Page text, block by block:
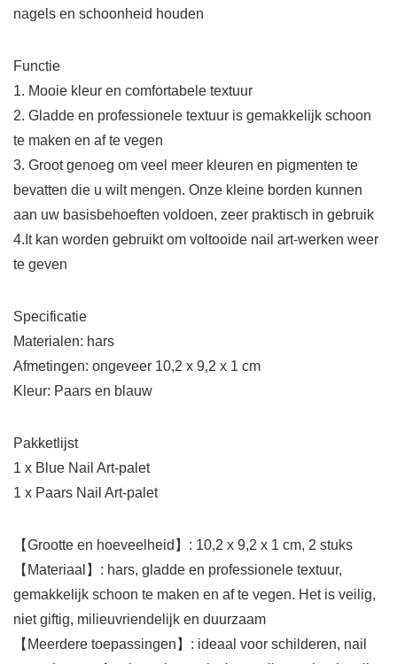
nagels en schoonheid houden
Functie
1. Mooie kleur en comfortabele textuur
2. Gladde en professionele textuur is gemakkelijk schoon
te maken en af te vegen
3. Groot genoeg om veel meer kleuren en pigmenten te
bevatten die u wilt mengen. Onze kleine borden kunnen
aan uw basisbehoeften voldoen, zeer praktisch in gebruik
4.It kan worden gebruikt om voltooide nail art-werken weer
te geven
Specificatie
Materialen: hars
Afmetingen: ongeveer 10,2 x 9,2 x 1 cm
Kleur: Paars en blauw
Pakketlijst
1 x Blue Nail Art-palet
1 x Paars Nail Art-palet
【Grootte en hoeveelheid】: 10,2 x 9,2 x 1 cm, 2 stuks
【Materiaal】: hars, gladde en professionele textuur,
gemakkelijk schoon te maken en af te vegen. Het is veilig,
niet giftig, milieuvriendelijk en duurzaam
【Meerdere toepassingen】: ideaal voor schilderen, nail